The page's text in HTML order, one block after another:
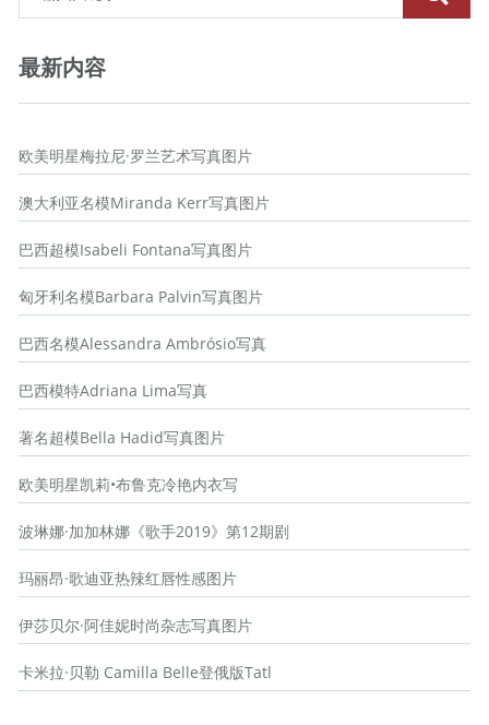
最新内容
欧美明星梅拉尼·罗兰艺术写真图片
澳大利亚名模Miranda Kerr写真图片
巴西超模Isabeli Fontana写真图片
匈牙利名模Barbara Palvin写真图片
巴西名模Alessandra Ambrósio写真
巴西模特Adriana Lima写真
著名超模Bella Hadid写真图片
欧美明星凯莉•布鲁克冷艳内衣写
波琳娜·加加林娜《歌手2019》第12期剧
玛丽昂·歌迪亚热辣红唇性感图片
伊莎贝尔·阿佳妮时尚杂志写真图片
卡米拉·贝勒 Camilla Belle登俄版Tatl